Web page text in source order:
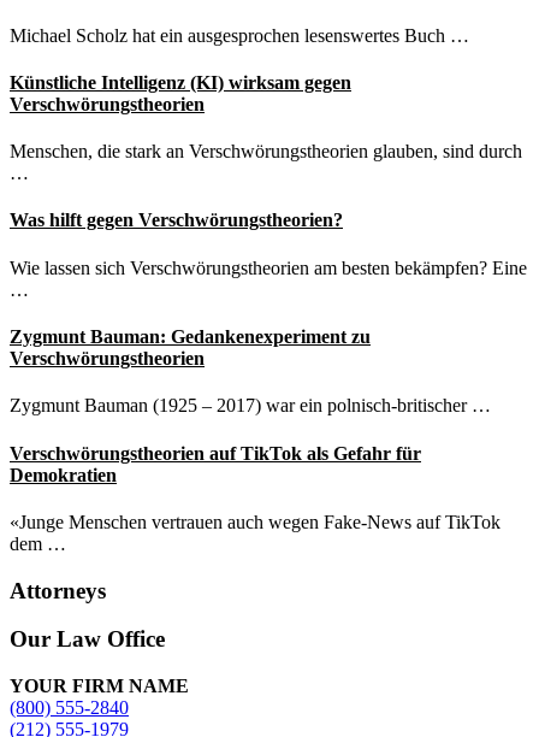
Michael Scholz hat ein ausgesprochen lesenswertes Buch …
Künstliche Intelligenz (KI) wirksam gegen
Verschwörungstheorien
Menschen, die stark an Verschwörungstheorien glauben, sind durch
…
Was hilft gegen Verschwörungstheorien?
Wie lassen sich Verschwörungstheorien am besten bekämpfen? Eine
…
Zygmunt Bauman: Gedankenexperiment zu
Verschwörungstheorien
Zygmunt Bauman (1925 – 2017) war ein polnisch-britischer …
Verschwörungstheorien auf TikTok als Gefahr für
Demokratien
«Junge Menschen vertrauen auch wegen Fake-News auf TikTok
dem …
Attorneys
Site
Footer
Our Law Office
YOUR FIRM NAME
(800) 555-2840
(212) 555-1979